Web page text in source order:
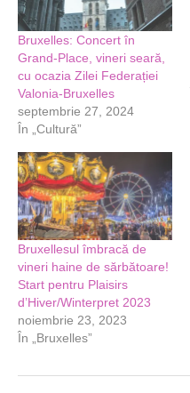
Bruxelles: Concert în
Grand-Place, vineri seară,
cu ocazia Zilei Federației
Valonia-Bruxelles
septembrie 27, 2024
În „Cultură”
Bruxellesul îmbracă de
vineri haine de sărbătoare!
Start pentru Plaisirs
d’Hiver/Winterpret 2023
noiembrie 23, 2023
În „Bruxelles”